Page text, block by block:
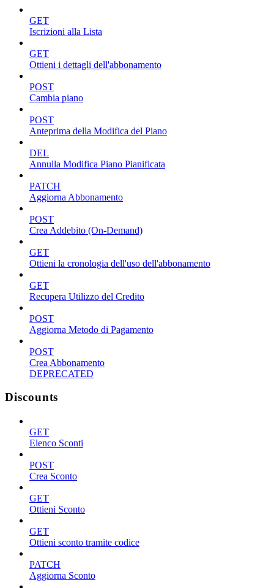
GET
Iscrizioni alla Lista
GET
Ottieni i dettagli dell'abbonamento
POST
Cambia piano
POST
Anteprima della Modifica del Piano
DEL
Annulla Modifica Piano Pianificata
PATCH
Aggiorna Abbonamento
POST
Crea Addebito (On-Demand)
GET
Ottieni la cronologia dell'uso dell'abbonamento
GET
Recupera Utilizzo del Credito
POST
Aggiorna Metodo di Pagamento
POST
Crea Abbonamento
DEPRECATED
Discounts
GET
Elenco Sconti
POST
Crea Sconto
GET
Ottieni Sconto
GET
Ottieni sconto tramite codice
PATCH
Aggiorna Sconto